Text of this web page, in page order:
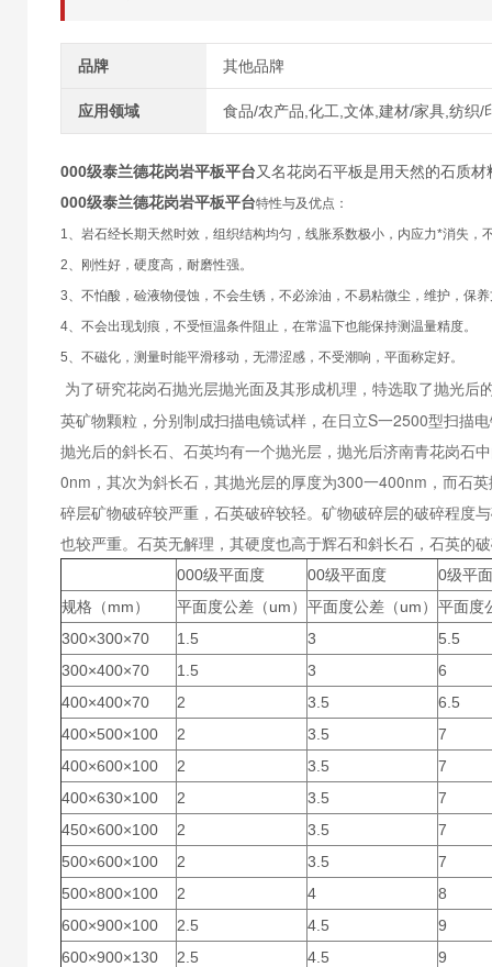
品牌 其他品牌
应用领域 食品/农产品,化工,文体,建材/家具,纺织/
000级泰兰德花岗岩平板平台又名花岗石平板是用天然的石质
000级泰兰德花岗岩平板平台特性与及优点：
1、岩石经长期天然时效，组织结构均匀，线胀系数极小，内应力*消失，
2、刚性好，硬度高，耐磨性强。
3、不怕酸，硷液物侵蚀，不会生锈，不必涂油，不易粘微尘，维护，保
4、不会出现划痕，不受恒温条件阻止，在常温下也能保持测温量精度。
5、不磁化，测量时能平滑移动，无滞涩感，不受潮响，平面称定好。
为了研究花岗石抛光层抛光面及其形成机理，特选取了抛光
英矿物颗粒，分别制成扫描电镜试样，在日立S一2500型扫描
抛光后的斜长石、石英均有一个抛光层，抛光后济南青花岗石
0nm，其次为斜长石，其抛光层的厚度为300一400nm，而石
碎层矿物破碎较严重，石英破碎较轻。矿物破碎层的破碎程度
也较严重。石英无解理，其硬度也高于辉石和斜长石，石英的
000级平面度 00级平面度
0级平
规格（mm）
平面度公差（um） 平面度公差（um） 平面度
300×300×70
1.5 3
5.5
300×400×70
1.5 3
6
400×400×70
2 3.5
6.5
400×500×100
2 3.5
7
400×600×100
2 3.5
7
400×630×100
2 3.5
7
450×600×100
2 3.5
7
500×600×100
2 3.5
7
500×800×100
2 4
8
600×900×100
2.5 4.5
9
600×900×130
2.5 4.5
9